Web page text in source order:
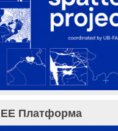
ЕЕ Платформа